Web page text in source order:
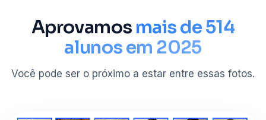
Aprovamos mais de 514
alunos em 2025
Você pode ser o próximo a estar entre essas fotos.